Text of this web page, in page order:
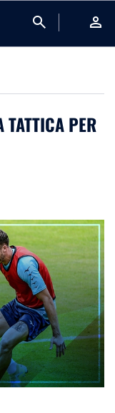
search person
TATTICA PER